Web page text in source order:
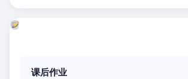
课后作业